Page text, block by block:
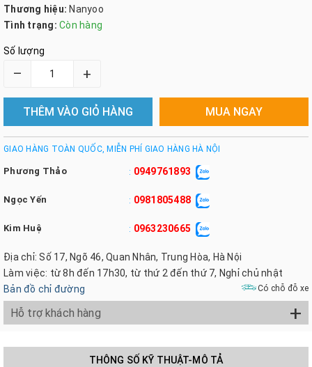
Thương hiệu: Nanyoo
Tình trạng: Còn hàng
Số lượng
– +
THÊM VÀO GIỎ HÀNG MUA NGAY
GIAO HÀNG TOÀN QUỐC, MIỄN PHÍ GIAO HÀNG HÀ NỘI
Phương Thảo : 0949761893
Ngọc Yến : 0981805488
Kim Huệ : 0963230665
Địa chỉ: Số 17, Ngõ 46, Quan Nhân, Trung Hòa, Hà Nội
Làm việc: từ 8h đến 17h30, từ thứ 2 đến thứ 7, Nghỉ chủ nhật
Bản đồ chỉ đường
Có chỗ đỗ xe
Hỗ trợ khách hàng +
THÔNG SỐ KỸ THUẬT-MÔ TẢ